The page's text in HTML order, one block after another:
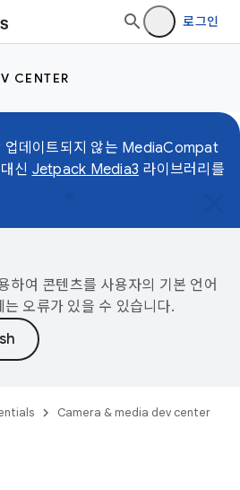
로그인
CENTER
업데이트되지 않는 MediaCompat
신 Jetpack Media3 라이브러리를
여 콘텐츠를 사용자의 기본 언어
오류가 있을 수 있습니다.
Camera & media dev center